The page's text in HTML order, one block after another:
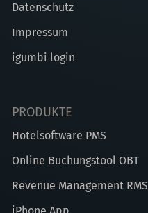
Datenschutz
Impressum
igumbi login
PRODUKTE
Hotelsoftware PMS
Online Buchungstool OBT
Revenue Management RMS